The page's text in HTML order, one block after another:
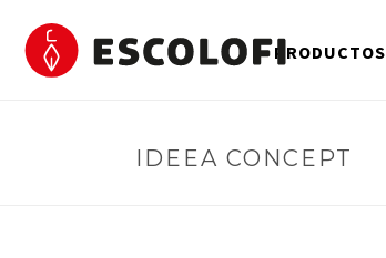
PRODUCTOS
IDEEA CONCEPT